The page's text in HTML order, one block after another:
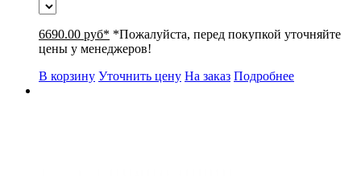
6690.00 руб* *Пожалуйста, перед покупкой уточняйте
цены у менеджеров!
В корзину Уточнить цену На заказ Подробнее